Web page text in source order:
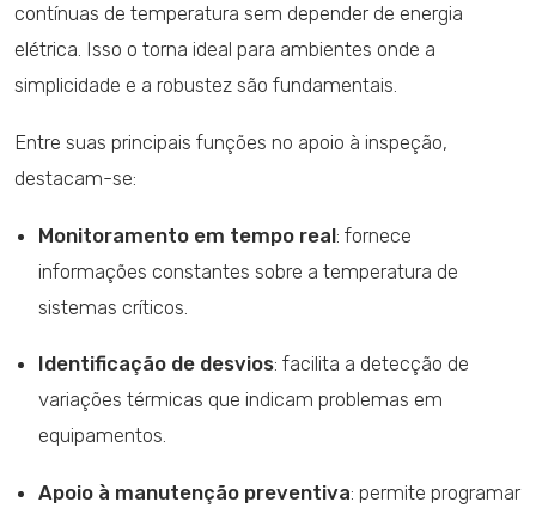
contínuas de temperatura sem depender de energia
elétrica. Isso o torna ideal para ambientes onde a
simplicidade e a robustez são fundamentais.
Entre suas principais funções no apoio à inspeção,
destacam-se:
Monitoramento em tempo real: fornece
informações constantes sobre a temperatura de
sistemas críticos.
Identificação de desvios: facilita a detecção de
variações térmicas que indicam problemas em
equipamentos.
Apoio à manutenção preventiva: permite programar